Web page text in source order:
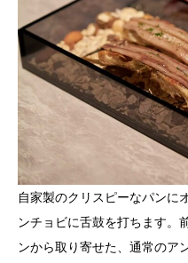
自家製のクリスピーなパンに
ンチョビに舌鼓を打ちます。
ンから取り寄せた、通常のア